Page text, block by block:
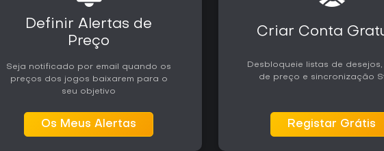
reduzidos aqui. As batalhas táticas e a nova história são o
oferecendo engajamento confiável para o público-alvo sem
desnecessária.
Definir Alertas de
Preço
Seja notificado por email quando os
preços dos jogos baixarem para o
seu objetivo
Os Meus Alertas
Criar Conta
Desbloqueie listas de
de preço e sincronização
Registar Grátis